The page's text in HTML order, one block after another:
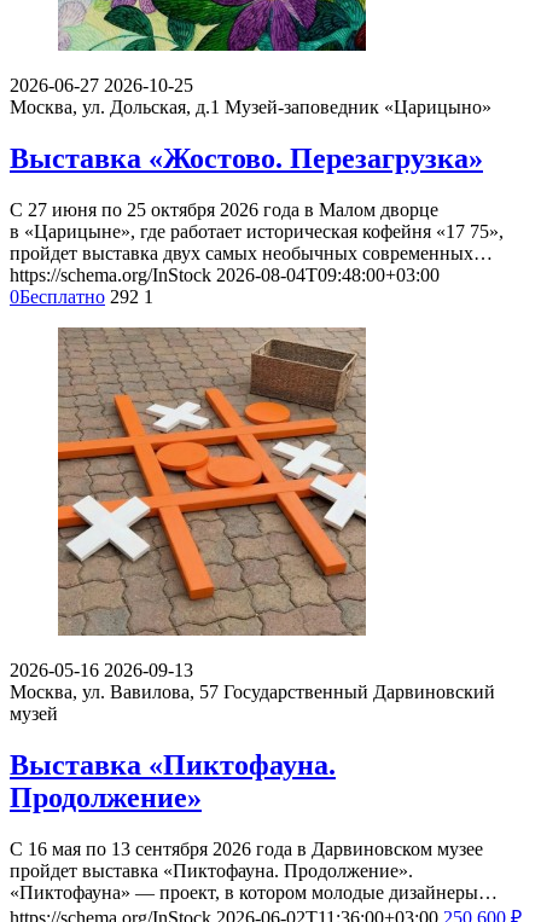
2026-06-27 2026-10-25
Москва, ул. Дольская, д.1 Музей-заповедник «Царицыно»
Выставка «Жостово. Перезагрузка»
С 27 июня по 25 октября 2026 года в Малом дворце
в «Царицыне», где работает историческая кофейня «17 75»,
пройдет выставка двух самых необычных современных…
https://schema.org/InStock 2026-08-04T09:48:00+03:00
0Бесплатно 292 1
2026-05-16 2026-09-13
Москва, ул. Вавилова, 57 Государственный Дарвиновский
музей
Выставка «Пиктофауна.
Продолжение»
С 16 мая по 13 сентября 2026 года в Дарвиновском музее
пройдет выставка «Пиктофауна. Продолжение».
«Пиктофауна» — проект, в котором молодые дизайнеры…
https://schema.org/InStock 2026-06-02T11:36:00+03:00 250 600 ₽